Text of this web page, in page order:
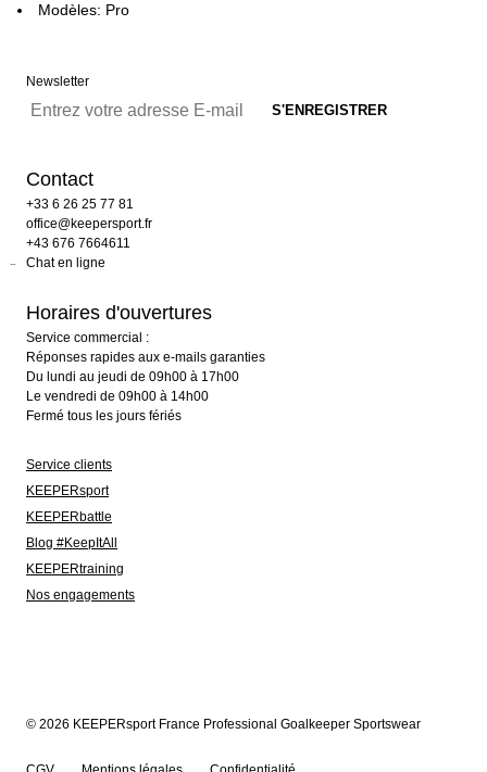
Modèles: Pro
Newsletter
Contact
+33 6 26 25 77 81
office@keepersport.fr
+43 676 7664611
Chat en ligne
Horaires d'ouvertures
Service commercial :
Réponses rapides aux e-mails garanties
Du lundi au jeudi de 09h00 à 17h00
Le vendredi de 09h00 à 14h00
Fermé tous les jours fériés
Service clients
KEEPERsport
KEEPERbattle
Blog #KeepItAll
KEEPERtraining
Nos engagements
© 2026 KEEPERsport France Professional Goalkeeper Sportswear